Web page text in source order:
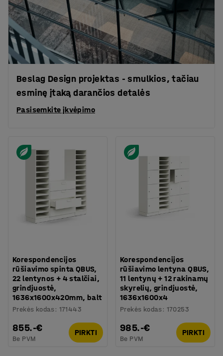
Beslag Design projektas - smulkios, tačiau
esminę įtaką darančios detalės
Pasisemkite įkvėpimo
Korespondencijos
rūšiavimo spinta QBUS,
22 lentynos + 4 stalčiai,
grindjuostė,
1636x1600x420mm, balt
Prekės kodas : 171443
855.-€
Be PVM
PIRKTI
Korespondencijos
rūšiavimo lentyna QBUS,
11 lentynų + 12 rakinamų
skyrelių, grindjuostė,
1636x1600x4
Prekės kodas : 170253
985.-€
Be PVM
PIRKTI